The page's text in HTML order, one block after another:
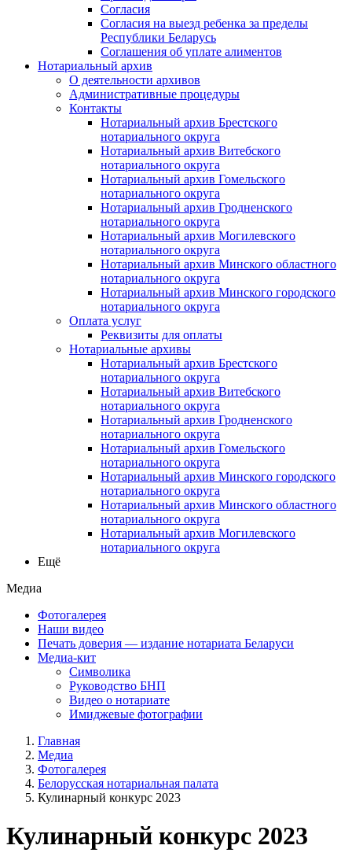
Согласия
Согласия на выезд ребенка за пределы
Республики Беларусь
Соглашения об уплате алиментов
Нотариальный архив
О деятельности архивов
Административные процедуры
Контакты
Нотариальный архив Брестского
нотариального округа
Нотариальный архив Витебского
нотариального округа
Нотариальный архив Гомельского
нотариального округа
Нотариальный архив Гродненского
нотариального округа
Нотариальный архив Могилевского
нотариального округа
Нотариальный архив Минского областного
нотариального округа
Нотариальный архив Минского городского
нотариального округа
Оплата услуг
Реквизиты для оплаты
Нотариальные архивы
Нотариальный архив Брестского
нотариального округа
Нотариальный архив Витебского
нотариального округа
Нотариальный архив Гродненского
нотариального округа
Нотариальный архив Гомельского
нотариального округа
Нотариальный архив Минского городского
нотариального округа
Нотариальный архив Минского областного
нотариального округа
Нотариальный архив Могилевского
нотариального округа
Ещё
Медиа
Фотогалерея
Наши видео
Печать доверия — издание нотариата Беларуси
Медиа-кит
Символика
Руководство БНП
Видео о нотариате
Имиджевые фотографии
Главная
Медиа
Фотогалерея
Белорусская нотариальная палата
Кулинарный конкурс 2023
Кулинарный конкурс 2023